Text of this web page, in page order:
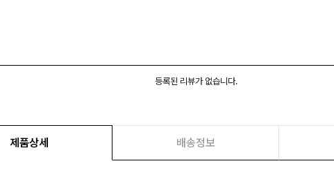
등록된 리뷰가 없습니다.
제품상세 배송정보